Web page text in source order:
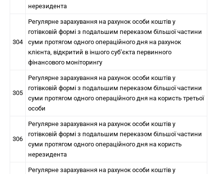
нерезидента
304
Регулярне зарахування на рахунок особи коштів у
готівковій формі з подальшим переказом більшої частини
суми протягом одного операційного дня на рахунок
клієнта, відкритий в іншого суб’єкта первинного
фінансового моніторингу
305
Регулярне зарахування на рахунок особи коштів у
готівковій формі з подальшим переказом більшої частини
суми протягом одного операційного дня на користь третьої
особи
306
Регулярне зарахування на рахунок особи коштів у
готівковій формі з подальшим переказом більшої частини
суми протягом одного операційного дня на користь
нерезидента
Регулярне зарахування на рахунок особи коштів у